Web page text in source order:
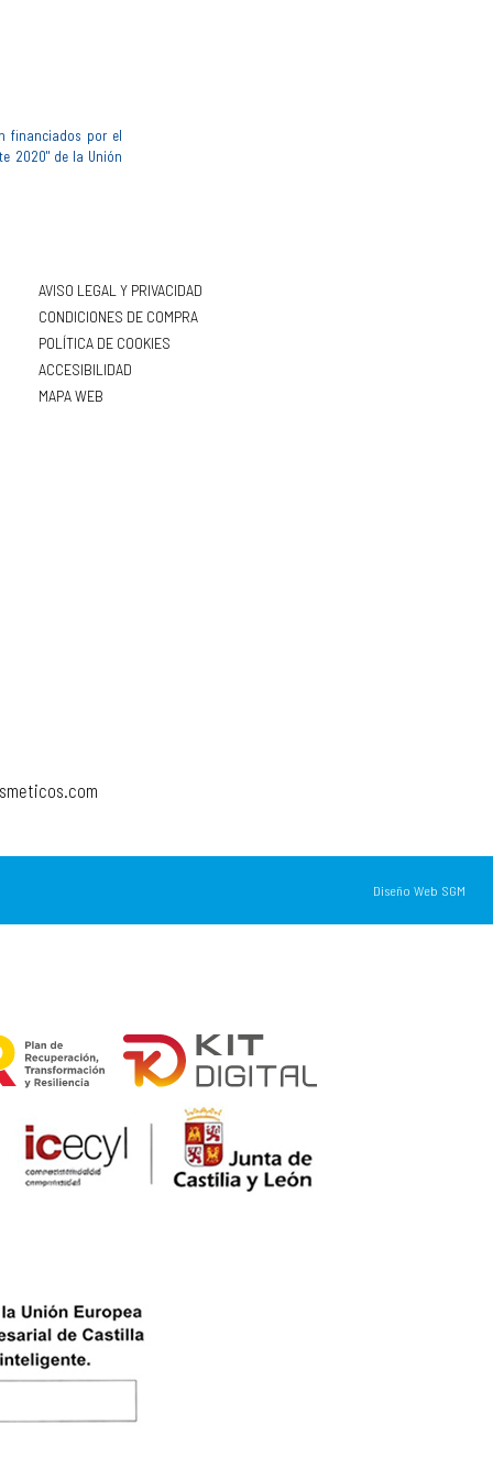
financiados por el
2020" de la Unión
AVISO LEGAL Y PRIVACIDAD
CONDICIONES DE COMPRA
POLÍTICA DE COOKIES
ACCESIBILIDAD
MAPA WEB
Diseño Web SGM